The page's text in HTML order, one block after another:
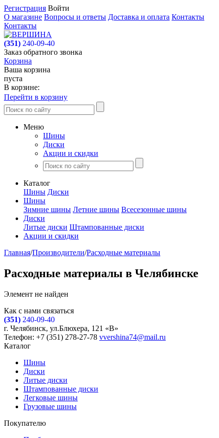
Регистрация Войти
О магазине Вопросы и ответы Доставка и оплата Контакты
Контакты
(351) 240-09-40
Заказ обратного звонка
Корзина
Ваша корзина
пуста
В корзине:
Перейти в корзину
Меню
Шины
Диски
Акции и скидки
Каталог
Шины Диски
Шины
Зимние шины Летние шины Всесезонные шины
Диски
Литые диски Штампованные диски
Акции и скидки
Главная/Производители/Расходные материалы
Расходные материалы в Челябинске
Элемент не найден
Как с нами связаться
(351) 240-09-40
г. Челябинск, ул.Блюхера, 121 «В»
Телефон: +7 (351) 278-27-78 vvershina74@mail.ru
Каталог
Шины
Диски
Литые диски
Штампованные диски
Легковые шины
Грузовые шины
Покупателю